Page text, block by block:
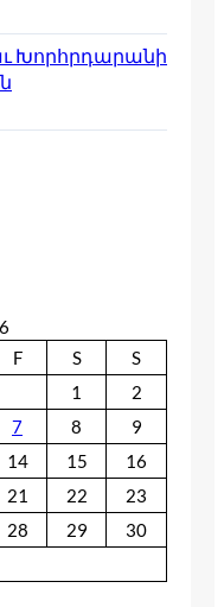
Խորհրդարանի
F S
S
1
2
7 8
9
14 15
16
21 22
23
28 29
30